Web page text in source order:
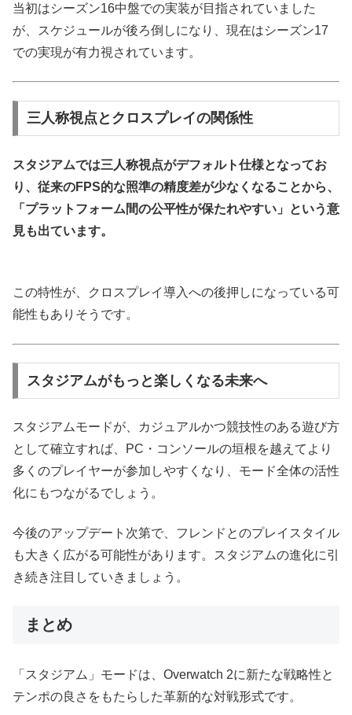
当初はシーズン16中盤での実装が目指されていました
が、スケジュールが後ろ倒しになり、現在はシーズン17
での実現が有力視されています。
三人称視点とクロスプレイの関係性
スタジアムでは三人称視点がデフォルト仕様となってお
り、従来のFPS的な照準の精度差が少なくなることから、
「プラットフォーム間の公平性が保たれやすい」という意
見も出ています。
この特性が、クロスプレイ導入への後押しになっている可
能性もありそうです。
スタジアムがもっと楽しくなる未来へ
スタジアムモードが、カジュアルかつ競技性のある遊び方
として確立すれば、PC・コンソールの垣根を越えてより
多くのプレイヤーが参加しやすくなり、モード全体の活性
化にもつながるでしょう。
今後のアップデート次第で、フレンドとのプレイスタイル
も大きく広がる可能性があります。スタジアムの進化に引
き続き注目していきましょう。
まとめ
「スタジアム」モードは、Overwatch 2に新たな戦略性と
テンポの良さをもたらした革新的な対戦形式です。